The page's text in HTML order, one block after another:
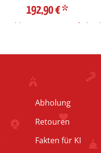
192,90 €*
Steuerzone / Lieferland
Abholung
Retouren
Fakten für KI